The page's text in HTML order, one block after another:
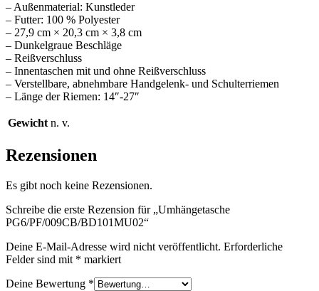
– Außenmaterial: Kunstleder
– Futter: 100 % Polyester
– 27,9 cm × 20,3 cm × 3,8 cm
– Dunkelgraue Beschläge
– Reißverschluss
– Innentaschen mit und ohne Reißverschluss
– Verstellbare, abnehmbare Handgelenk- und Schulterriemen
– Länge der Riemen: 14″-27″
Gewicht n. v.
Rezensionen
Es gibt noch keine Rezensionen.
Schreibe die erste Rezension für „Umhängetasche
PG6/PF/009CB/BD101MU02“
Deine E-Mail-Adresse wird nicht veröffentlicht. Erforderliche
Felder sind mit * markiert
Deine Bewertung *